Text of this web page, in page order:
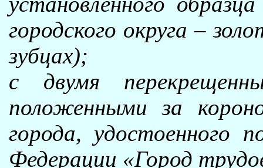
городского округа –
зубцах);
с двумя
положенными за
города, удостоенного
Федерации «Город